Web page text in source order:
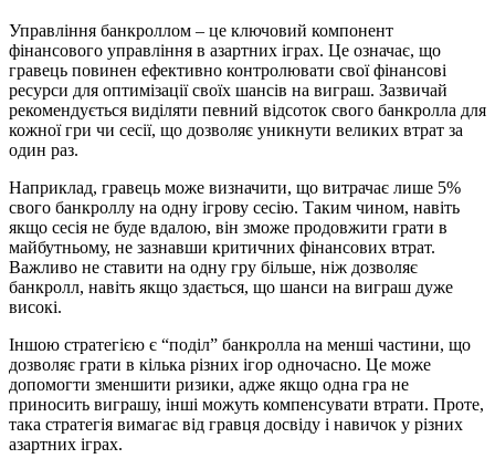
Управління банкроллом – це ключовий компонент
фінансового управління в азартних іграх. Це означає, що
гравець повинен ефективно контролювати свої фінансові
ресурси для оптимізації своїх шансів на виграш. Зазвичай
рекомендується виділяти певний відсоток свого банкролла для
кожної гри чи сесії, що дозволяє уникнути великих втрат за
один раз.
Наприклад, гравець може визначити, що витрачає лише 5%
свого банкроллу на одну ігрову сесію. Таким чином, навіть
якщо сесія не буде вдалою, він зможе продовжити грати в
майбутньому, не зазнавши критичних фінансових втрат.
Важливо не ставити на одну гру більше, ніж дозволяє
банкролл, навіть якщо здається, що шанси на виграш дуже
високі.
Іншою стратегією є “поділ” банкролла на менші частини, що
дозволяє грати в кілька різних ігор одночасно. Це може
допомогти зменшити ризики, адже якщо одна гра не
приносить виграшу, інші можуть компенсувати втрати. Проте,
така стратегія вимагає від гравця досвіду і навичок у різних
азартних іграх.